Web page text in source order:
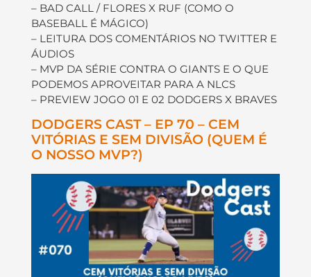
– BAD CALL / FLORES X RUF (COMO O
BASEBALL É MÁGICO)
– LEITURA DOS COMENTÁRIOS NO TWITTER E
ÁUDIOS
– MVP DA SÉRIE CONTRA O GIANTS E O QUE
PODEMOS APROVEITAR PARA A NLCS
– PREVIEW JOGO 01 E 02 DODGERS X BRAVES
DODGERS CAST – EP 70 – CEM
VITÓRIAS E SEM DIVISÃO (QUEM É
O NOSSO MVP?)